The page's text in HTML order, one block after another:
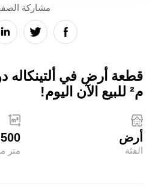
مشاركة
م² للبيع الآن اليوم!
أرض
الفئة
500
متر